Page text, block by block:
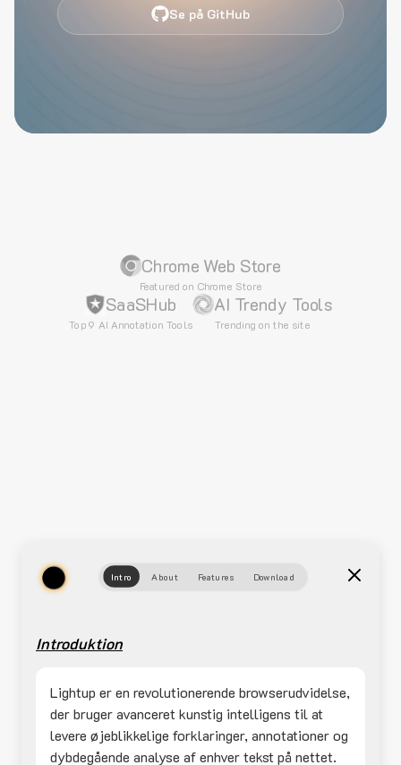
Se på GitHub
Chrome Web Store
Featured on Chrome Store
SaaSHub
Top 9 AI Annotation Tools
AI Trendy Tools
Trending on the site
Intro About Features Download
Introduktion
Lightup er en revolutionerende browserudvidelse,
der bruger avanceret kunstig intelligens til at
levere øjeblikkelige forklaringer, annotationer og
dybdegående analyse af enhver tekst på nettet.